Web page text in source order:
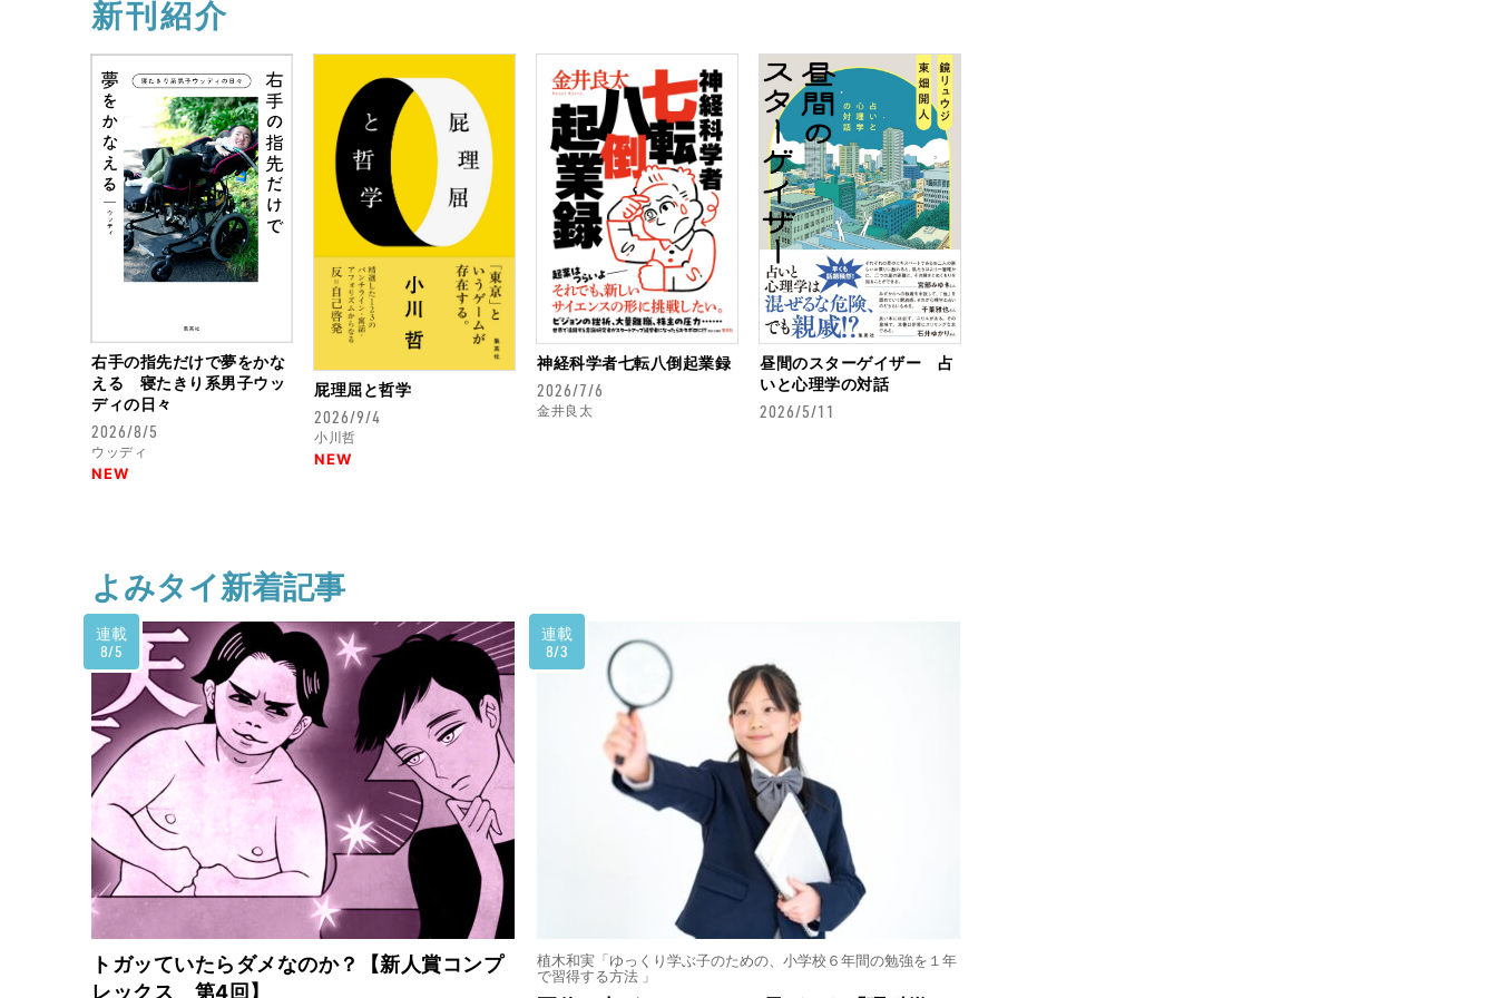
新刊紹介
右手の指先だけで夢をかな
える 寝たきり系男子ウッ
ディの日々
2026/8/5
ウッディ
NEW
屁理屈と哲学
2026/9/4
小川哲
NEW
神経科学者七転八倒起業録
2026/7/6
金井良太
昼間のスターゲイザー 占
いと心理学の対話
2026/5/11
よみタイ新着記事
連載
8/5
トガッていたらダメなのか？【新人賞コンプ
レックス 第4回】
連載
8/3
植木和実「ゆっくり学ぶ子のための、小学校６年間の勉強を１年
で習得する方法 」